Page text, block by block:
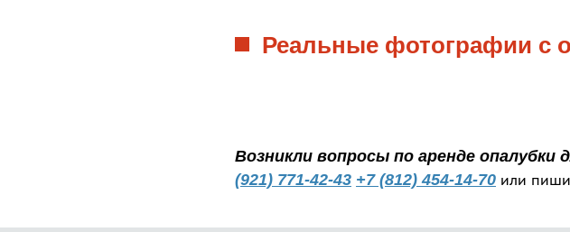
Реальные фотографии с
Возникли вопросы по аренде
(921) 771-42-43 +7 (812) 454-14-70 или